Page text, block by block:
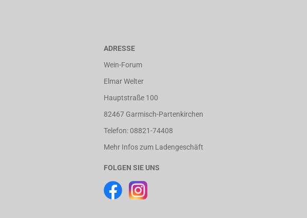
ADRESSE
Wein-Forum
Elmar Welter
Hauptstraße 100
82467 Garmisch-Partenkirchen
Telefon: 08821-74408
Mehr Infos zum Ladengeschäft
FOLGEN SIE UNS